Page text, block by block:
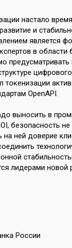
настало
и
является
в области
предусматривать
токенизации
OpenAPI.
выносить в
безопасность
на ней доверие
лидерами новой
России